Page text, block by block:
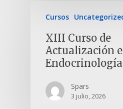
Cursos
XIII Curso de
Actualización
Spars
3 julio, 2026